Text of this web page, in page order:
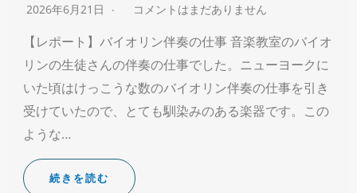
2026年6月21日 コメントはまだありません
【レポート】バイオリン伴奏の仕事 音楽教室のバイオ
リンの生徒さんの伴奏の仕事でした。ニューヨークに
いた頃はけっこうな数のバイオリン伴奏の仕事を引き
受けていたので、とても馴染みのある楽器です。この
ような…
続きを読む